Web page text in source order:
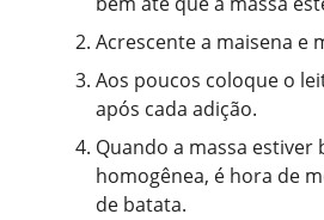
Acrescente a maisena e
Aos poucos coloque o
após cada adição.
Quando a massa estiver
homogênea, é hora de
de batata.